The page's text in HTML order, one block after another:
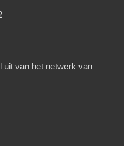
uit van het netwerk van